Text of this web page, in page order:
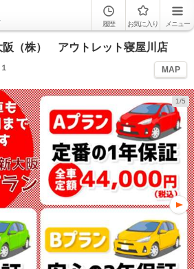
履歴 お気に入り メニュー
阪（株） アウトレット寝屋川店
MAP
1/5